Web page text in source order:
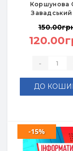
Коршунова
Завадський
-
ДО
-15%